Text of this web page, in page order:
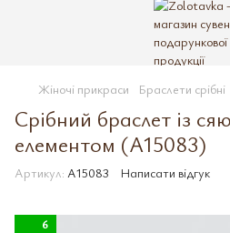
Жіночі прикраси Браслети срібні
Срібний браслет із
елементом (A15083)
Артикул: A15083 Написати відгук
6